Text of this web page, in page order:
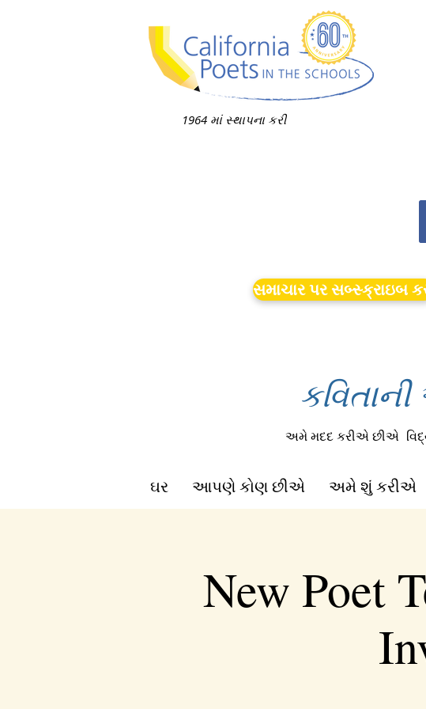
1964 માં સ્થાપના કરી
સમાચાર પર સબ્સ્ક્રાઇબ
અમે મદદ કરીએ છીએ
ઘર આપણે કોણ છીએ અમે શું કરીએ
New Poet